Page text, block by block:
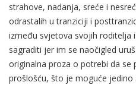
strahove, nadanja, sreće i
odrastalih u tranziciji i
između svjetova svojih roditelja
sagraditi jer im se naočigled
originalna proza o potrebi da se
prošlošću, što je moguće